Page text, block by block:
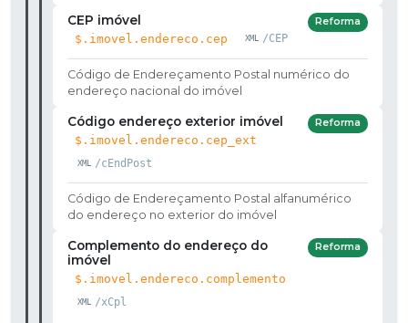
CEP imóvel
$.imovel.endereco.cep /CEP
Reforma
Código de Endereçamento Postal numérico do
endereço nacional do imóvel
Código endereço exterior imóvel
$.imovel.endereco.cep_ext
/cEndPost
Reforma
Código de Endereçamento Postal alfanumérico
do endereço no exterior do imóvel
Complemento do endereço do
imóvel
$.imovel.endereco.complemento
/xCpl
Reforma